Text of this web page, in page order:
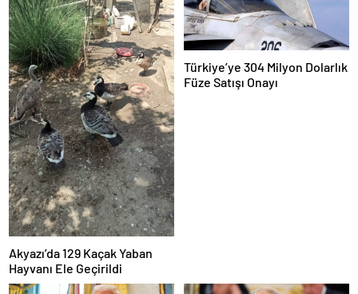
Akyazı’da 129 Kaçak Yaban
Hayvanı Ele Geçirildi
Türkiye’ye 304 Milyon Dolarlık
Füze Satışı Onayı